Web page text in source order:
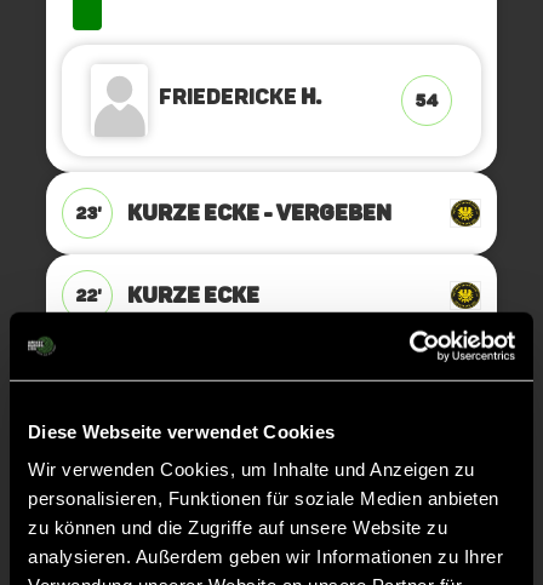
Diese Webseite verwendet Cookies
Wir verwenden Cookies, um Inhalte und Anzeigen zu
personalisieren, Funktionen für soziale Medien anbieten
zu können und die Zugriffe auf unsere Website zu
analysieren. Außerdem geben wir Informationen zu Ihrer
Friedericke H. 54
23' KURZE ECKE - VERGEBEN
22' KURZE ECKE
19' TOR 3:1, KURZE ECKE - TOR
Marja S. 16